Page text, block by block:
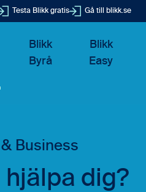
Testa Blikk gratis Gå till blikk.se
Blikk
Byrå
Blikk
Easy
hjälpa dig?